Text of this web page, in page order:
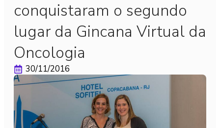
conquistaram o segundo
lugar da Gincana Virtual da
Oncologia
30/11/2016